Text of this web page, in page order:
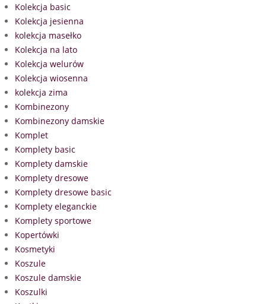
Kolekcja basic
Kolekcja jesienna
kolekcja masełko
Kolekcja na lato
Kolekcja welurów
Kolekcja wiosenna
kolekcja zima
Kombinezony
Kombinezony damskie
Komplet
Komplety basic
Komplety damskie
Komplety dresowe
Komplety dresowe basic
Komplety eleganckie
Komplety sportowe
Kopertówki
Kosmetyki
Koszule
Koszule damskie
Koszulki